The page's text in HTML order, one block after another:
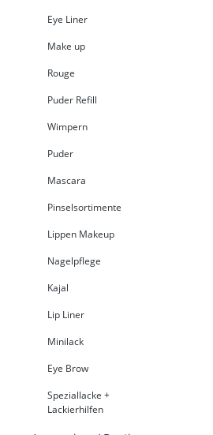
Eye Liner
Make up
Rouge
Puder Refill
Wimpern
Puder
Mascara
Pinselsortimente
Lippen Makeup
Nagelpflege
Kajal
Lip Liner
Minilack
Eye Brow
Speziallacke +
Lackierhilfen